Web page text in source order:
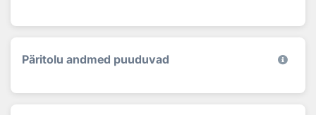
Päritolu andmed puuduvad